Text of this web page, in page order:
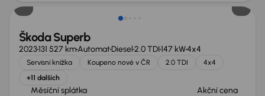
Škoda Superb
2023131 527 kmAutomatDiesel2.0 TDI147 kW4x4
Servisní knížka Koupeno nové v ČR 2.0 TDI
4x4
+11 dalších
Měsíční splátka Akční cena